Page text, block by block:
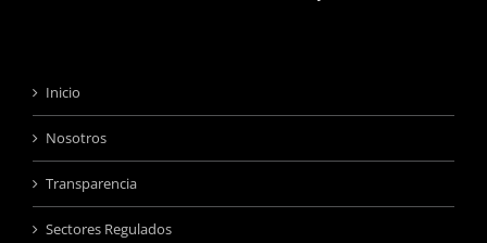
Inicio
Nosotros
Transparencia
Sectores Regulados